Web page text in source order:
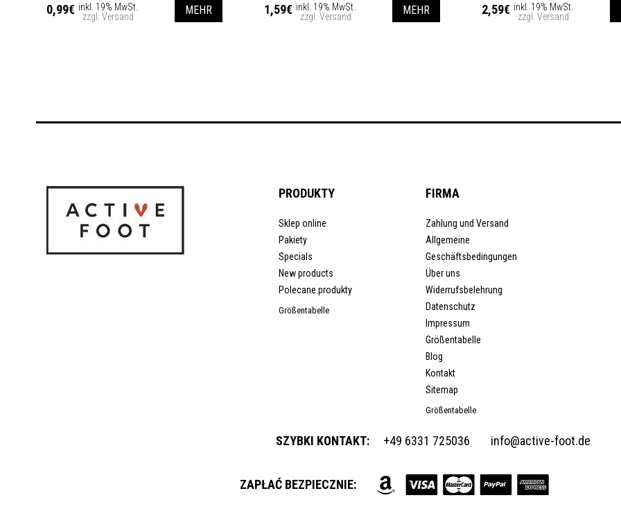
0,99€ inkl. 19% MwSt.
zzgl. Versand
MEHR 1,59€ inkl. 19% MwSt.
zzgl. Versand
MEHR 2,59€ inkl. 19% MwSt.
zzgl. Versand
PRODUKTY
Sklep online
Pakiety
Specials
New products
Polecane produkty
Größentabelle
FIRMA
Zahlung und Versand
Allgemeine
Geschäftsbedingungen
Über uns
Widerrufsbelehrung
Datenschutz
Impressum
Größentabelle
Blog
Kontakt
Sitemap
Größentabelle
SZYBKI KONTAKT: +49 6331 725036 info@active-foot.de
ZAPŁAĆ BEZPIECZNIE: